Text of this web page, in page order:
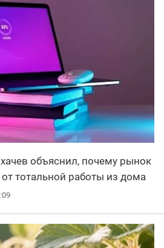
объяснил, почему рынок
от тотальной работы из дома